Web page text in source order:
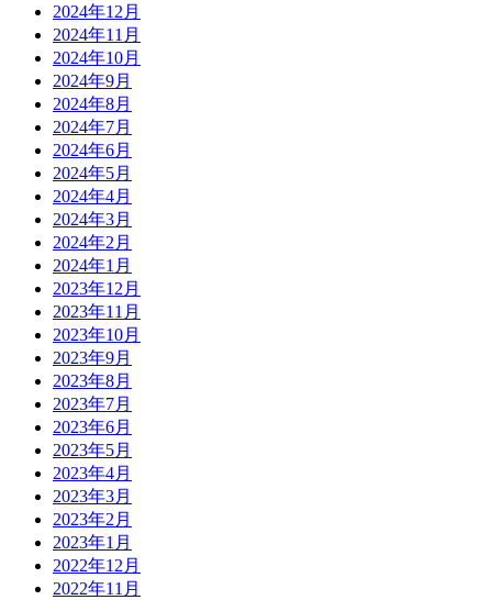
2024年12月
2024年11月
2024年10月
2024年9月
2024年8月
2024年7月
2024年6月
2024年5月
2024年4月
2024年3月
2024年2月
2024年1月
2023年12月
2023年11月
2023年10月
2023年9月
2023年8月
2023年7月
2023年6月
2023年5月
2023年4月
2023年3月
2023年2月
2023年1月
2022年12月
2022年11月